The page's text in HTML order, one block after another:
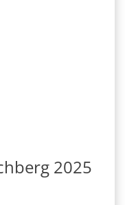
2025